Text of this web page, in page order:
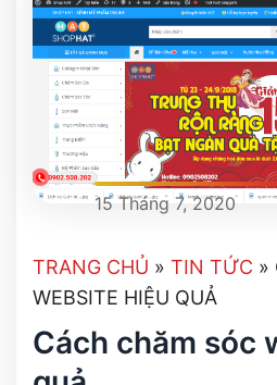
TRANG CHỦ » TIN TỨC »
WEBSITE HIỆU QUẢ
Cách chăm sóc
15 Tháng 7, 2020